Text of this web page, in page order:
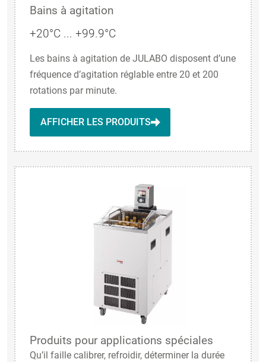
Bains à agitation
+20°C ... +99.9°C
Les bains à agitation de JULABO disposent d’une
fréquence d’agitation réglable entre 20 et 200
rotations par minute.
AFFICHER LES PRODUITS
Produits pour applications spéciales
Qu’il faille calibrer, refroidir, déterminer la durée